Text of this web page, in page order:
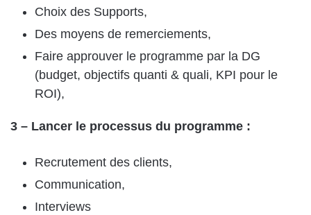
Choix des Supports,
Des moyens de remerciements,
Faire approuver le programme par la DG
(budget, objectifs quanti & quali, KPI pour le
ROI),
3 – Lancer le processus du programme :
Recrutement des clients,
Communication,
Interviews